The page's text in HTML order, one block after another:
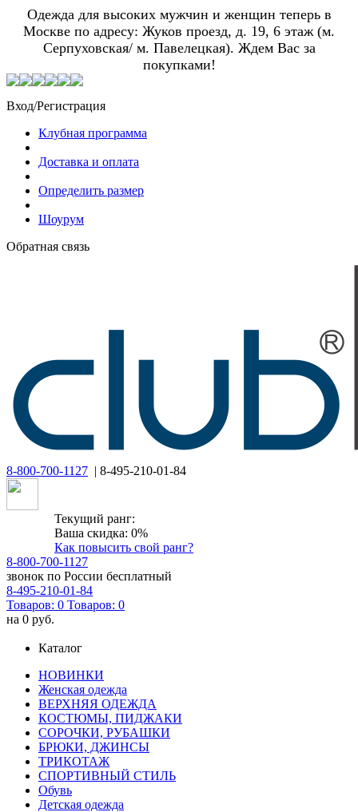
Одежда для высоких мужчин и женщин теперь в
Москве по адресу: Жуков проезд, д. 19, 6 этаж (м.
Серпуховская/ м. Павелецкая). Ждем Вас за
покупками!
Вход/Регистрация
Клубная программа
Доставка и оплата
Определить размер
Шоурум
Обратная связь
8-800-700-1127 | 8-495-210-01-84
Текущий ранг:
Ваша скидка: 0%
Как повысить свой ранг?
8-800-700-1127
звонок по России бесплатный
8-495-210-01-84
Товаров: 0 Товаров: 0
на 0 руб.
Каталог
НОВИНКИ
Женская одежда
ВЕРХНЯЯ ОДЕЖДА
КОСТЮМЫ, ПИДЖАКИ
СОРОЧКИ, РУБАШКИ
БРЮКИ, ДЖИНСЫ
ТРИКОТАЖ
СПОРТИВНЫЙ СТИЛЬ
Обувь
Детская одежда